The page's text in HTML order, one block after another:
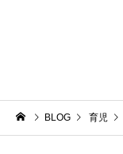
BLOG 育児